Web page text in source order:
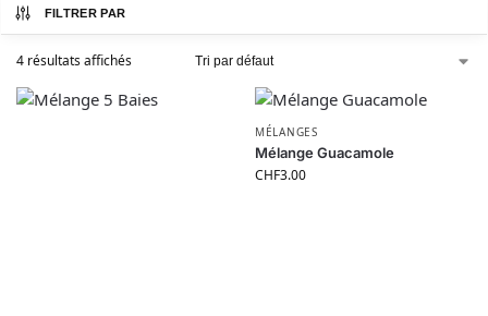
FILTRER PAR
4 résultats affichés
MÉLANGES
Mélange Guacamole
CHF3.00